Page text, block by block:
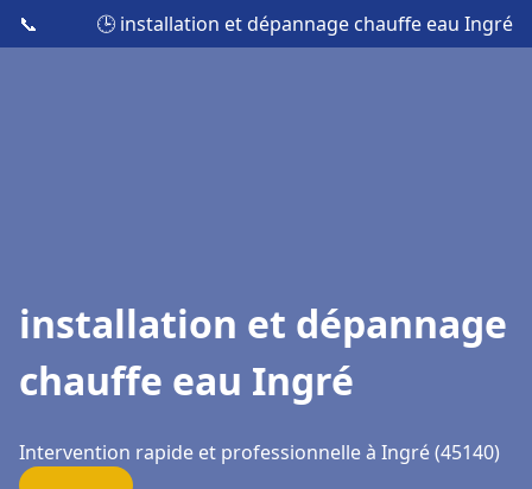
📞 🕒 installation et dépannage chauffe eau Ingré
installation et dépannage
chauffe eau Ingré
Intervention rapide et professionnelle à Ingré (45140)